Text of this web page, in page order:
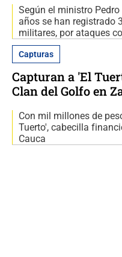
Según el ministro
años se han registrado
militares, por ataques
Capturas
Capturan a 'El
Clan del Golfo en
Con mil millones de
Tuerto', cabecilla
Cauca